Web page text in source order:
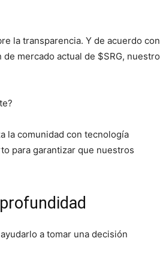
la transparencia. Y de acuerdo con
mercado actual de $SRG, nuestro
la comunidad con tecnología
para garantizar que nuestros
a tomar una decisión